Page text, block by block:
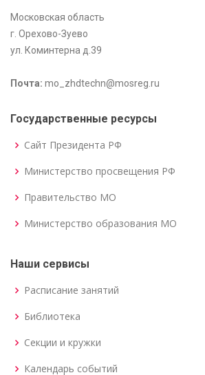
Московская область
г. Орехово-Зуево
ул. Коминтерна д.39
Почта: mo_zhdtechn@mosreg.ru
Государственные ресурсы
Сайт Президента РФ
Министерство просвещения РФ
Правительство МО
Министерство образования МО
Наши сервисы
Расписание занятий
Библиотека
Секции и кружки
Календарь событий